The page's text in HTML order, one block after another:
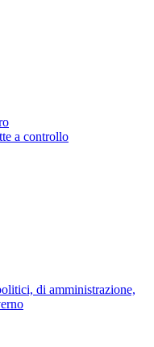
a controllo
di amministrazione,